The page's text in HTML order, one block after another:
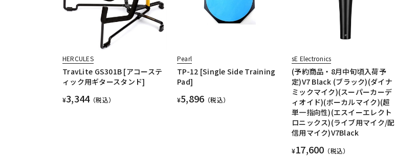
HERCULES
TravLite GS301B [アコーステ
ィック用ギタースタンド]
¥3,344（税込）
Pearl
TP-12 [Single Side Training
Pad]
¥5,896 （税込）
sE Electronics
(予約商品・8月中旬頃入荷予
定)V7 Black (ブラック)(ダイナ
ミックマイク)(スーパーカーデ
ィオイド)(ボーカルマイク)(超
単一指向性)(エスイーエレクト
ロニックス)(ライブ用マイク/配
信用マイク)V7Black
¥17,600 （税込）